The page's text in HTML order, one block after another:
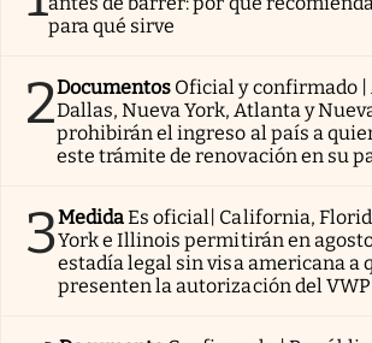
para qué sirve
2Documentos Oficial y confirmado |
Dallas, Nueva York, Atlanta y
prohibirán el ingreso al país a
este trámite de renovación en su
3MedidaEs oficial| California,
York e Illinois permitirán en
estadía legal sin visa americana a
presenten la autorización del VWP